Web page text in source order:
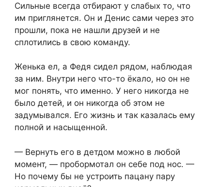
Сильные всегда отбирают у слабых то, что
им приглянется. Он и Денис сами через это
прошли, пока не нашли друзей и не
сплотились в свою команду.
Женька ел, а Федя сидел рядом, наблюдая
за ним. Внутри него что-то ёкало, но он не
мог понять, что именно. У него никогда не
было детей, и он никогда об этом не
задумывался. Его жизнь и так казалась ему
полной и насыщенной.
— Вернуть его в детдом можно в любой
момент, — пробормотал он себе под нос. —
Но почему бы не устроить пацану пару